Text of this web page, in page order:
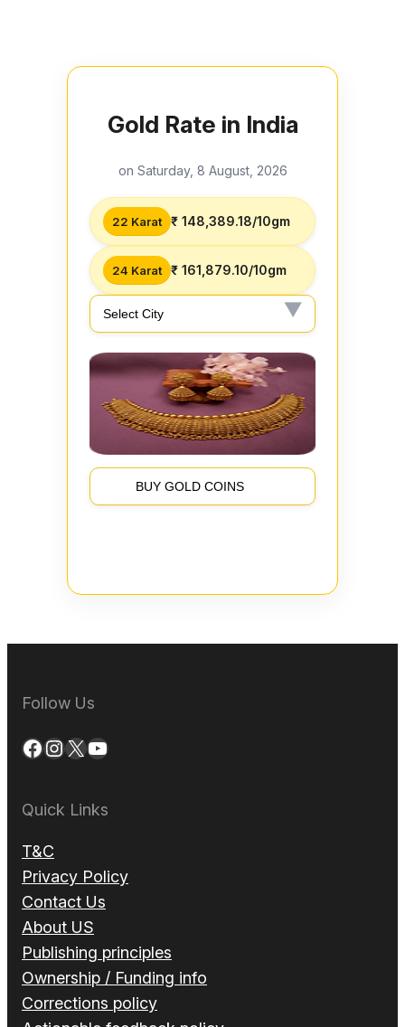
Gold Rate in India
on Saturday, 8 August, 2026
22 Karat ₹ 148,389.18/10gm
24 Karat ₹ 161,879.10/10gm
BUY GOLD COINS
Follow Us
Facebook InstagramX YouTube
Quick Links
T&C
Privacy Policy
Contact Us
About US
Publishing principles
Ownership / Funding info
Corrections policy